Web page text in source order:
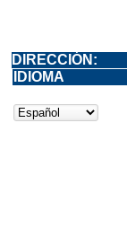
DIRECCIÓN:
IDIOMA